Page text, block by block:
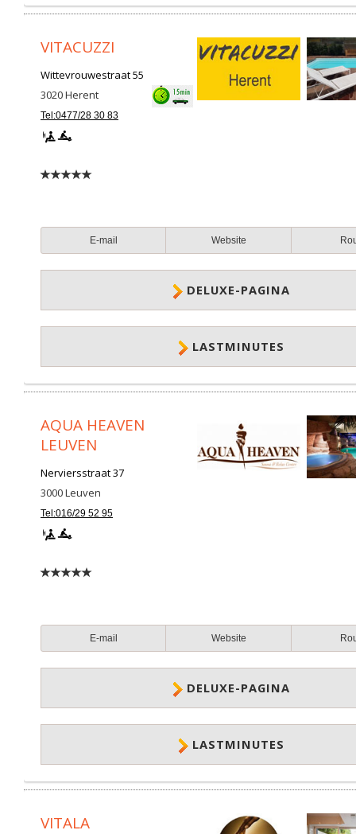
VITACUZZI
Wittevrouwestraat 55
3020Herent
Tel:0477/28 30 83
E-mail Website
DELUXE-PAGINA
LASTMINUTES
AQUA HEAVEN
LEUVEN
Nerviersstraat 37
3000Leuven
Tel:016/29 52 95
E-mail Website
DELUXE-PAGINA
LASTMINUTES
VITALA